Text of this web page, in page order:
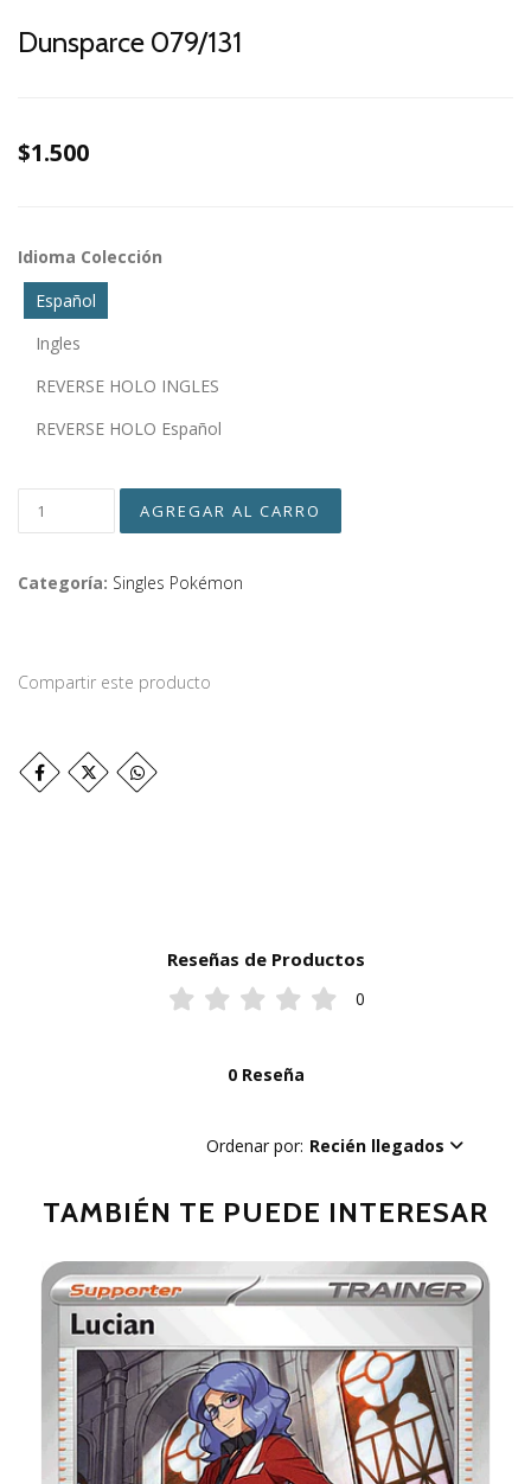
Dunsparce 079/131
$1.500
Idioma Colección
Español
Ingles
REVERSE HOLO INGLES
REVERSE HOLO Español
Categoría: Singles Pokémon
Compartir este producto
Reseñas de Productos
0
0 Reseña
Ordenar por: Recién llegados
TAMBIÉN TE PUEDE INTERESAR